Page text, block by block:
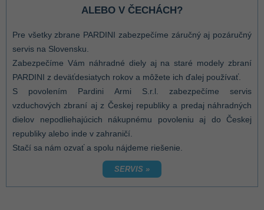
ALEBO V ČECHÁCH?
Pre všetky zbrane PARDINI zabezpečíme záručný aj pozáručný
servis na Slovensku.
Zabezpečíme Vám náhradné diely aj na staré modely zbraní
PARDINI z deväťdesiatych rokov a môžete ich ďalej používať.
S povolením Pardini Armi S.r.l. zabezpečíme servis
vzduchových zbraní aj z Českej republiky a predaj náhradných
dielov nepodliehajúcich nákupnému povoleniu aj do Českej
republiky alebo inde v zahraničí.
Stačí sa nám ozvať a spolu nájdeme riešenie.
SERVIS »